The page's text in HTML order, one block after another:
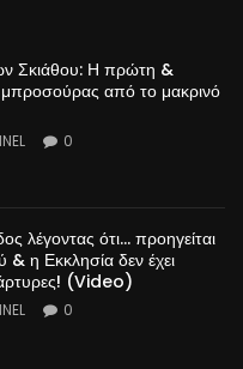
Σκιάθου: Η πρώτη &
από το μακρινό
0
λέγοντας ότι… προηγείται
η Εκκλησία δεν έχει
(Video)
0